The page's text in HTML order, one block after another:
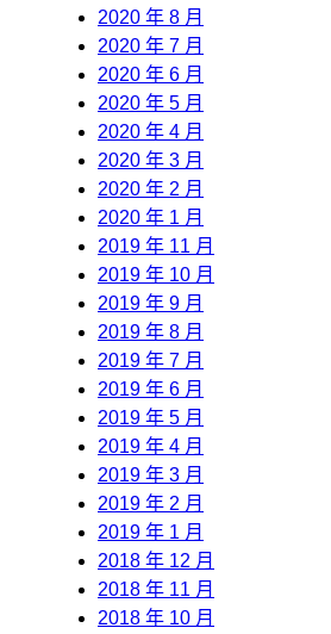
2020 年 8 月
2020 年 7 月
2020 年 6 月
2020 年 5 月
2020 年 4 月
2020 年 3 月
2020 年 2 月
2020 年 1 月
2019 年 11 月
2019 年 10 月
2019 年 9 月
2019 年 8 月
2019 年 7 月
2019 年 6 月
2019 年 5 月
2019 年 4 月
2019 年 3 月
2019 年 2 月
2019 年 1 月
2018 年 12 月
2018 年 11 月
2018 年 10 月